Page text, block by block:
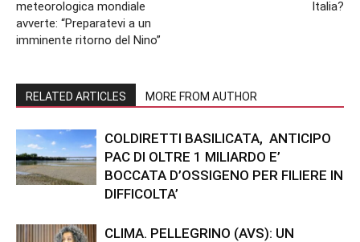
meteorologica mondiale
avverte: “Preparatevi a un
imminente ritorno del Nino”
Italia?
RELATED ARTICLES MORE FROM AUTHOR
COLDIRETTI BASILICATA, ANTICIPO
PAC DI OLTRE 1 MILIARDO E’
BOCCATA D’OSSIGENO PER FILIERE IN
DIFFICOLTA’
CLIMA. PELLEGRINO (AVS): UN